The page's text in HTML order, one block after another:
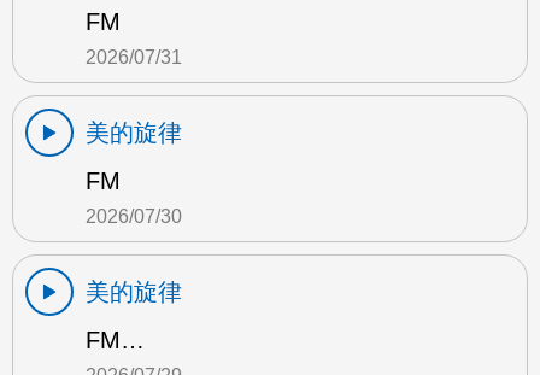
FM
2026/07/31
美的旋律
FM
2026/07/30
美的旋律
FM…